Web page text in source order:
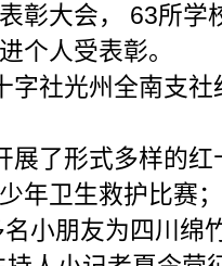
彰大会， 63所
个人受表彰。
社光州全南支社
了形式多样的红
年卫生救护比赛
小朋友为四川绵